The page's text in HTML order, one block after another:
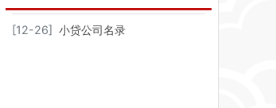
[12-26] 小贷公司名录